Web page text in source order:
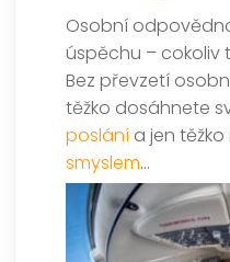
Osobní
úspěchu – cokoliv
Bez převzetí
těžko dosáhnete
poslání a jen
smyslem…